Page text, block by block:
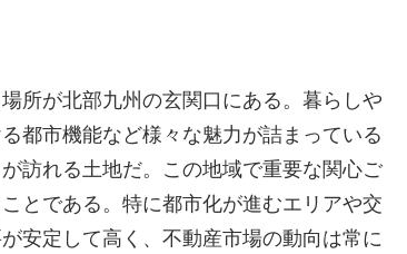
所が北部九州の玄関口にある。 暮らしや
都市機能など様々な魅力が詰まっている
訪れる土地だ。この地域で重要な関心ご
とである。特に都市化が進むエリアや交
安定して高く、不動産市場の動向は常に